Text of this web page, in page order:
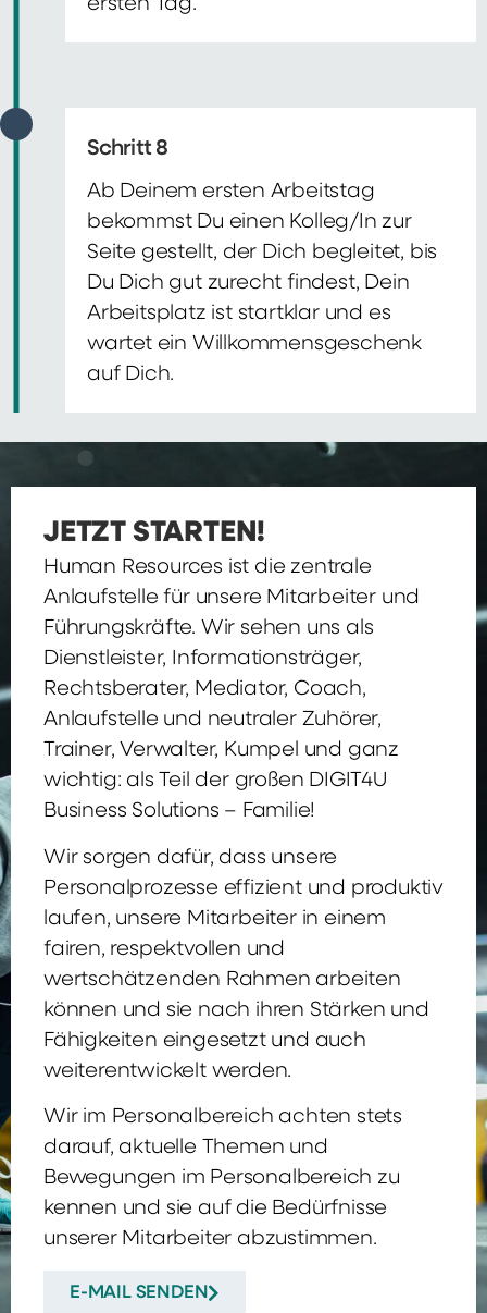
ersten Tag.
Schritt 8
Ab Deinem ersten Arbeitstag
bekommst Du einen Kolleg/In zur
Seite gestellt, der Dich begleitet, bis
Du Dich gut zurecht findest, Dein
Arbeitsplatz ist startklar und es
wartet ein Willkommensgeschenk
auf Dich.
JETZT STARTEN!
Human Resources ist die zentrale
Anlaufstelle für unsere Mitarbeiter und
Führungskräfte. Wir sehen uns als
Dienstleister, Informationsträger,
Rechtsberater, Mediator, Coach,
Anlaufstelle und neutraler Zuhörer,
Trainer, Verwalter, Kumpel und ganz
wichtig: als Teil der großen DIGIT4U
Business Solutions – Familie!
Wir sorgen dafür, dass unsere
Personalprozesse effizient und produktiv
laufen, unsere Mitarbeiter in einem
fairen, respektvollen und
wertschätzenden Rahmen arbeiten
können und sie nach ihren Stärken und
Fähigkeiten eingesetzt und auch
weiterentwickelt werden.
Wir im Personalbereich achten stets
darauf, aktuelle Themen und
Bewegungen im Personalbereich zu
kennen und sie auf die Bedürfnisse
unserer Mitarbeiter abzustimmen.
E-MAIL SENDEN